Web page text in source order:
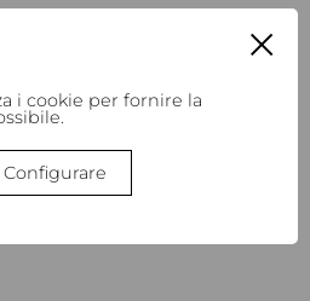
i cookie per fornire la
Configurare